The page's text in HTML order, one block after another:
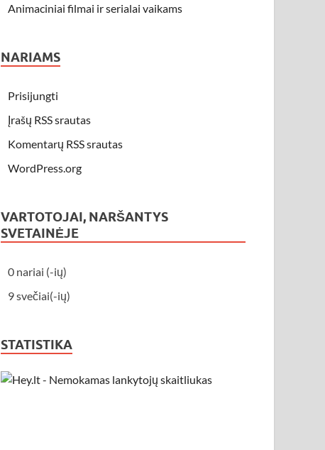
Animaciniai filmai ir serialai vaikams
NARIAMS
Prisijungti
Įrašų RSS srautas
Komentarų RSS srautas
WordPress.org
VARTOTOJAI, NARŠANTYS
SVETAINĖJE
0 nariai (-ių)
9 svečiai(-ių)
STATISTIKA